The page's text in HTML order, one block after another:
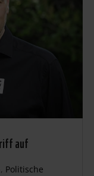
auf
, Politische